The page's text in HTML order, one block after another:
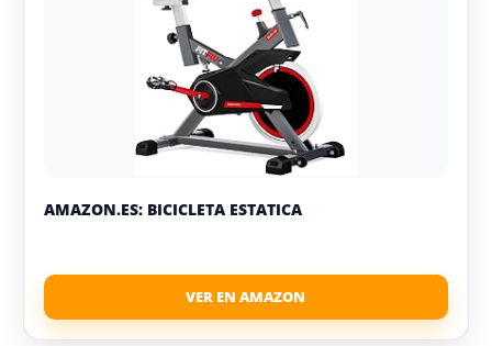
AMAZON.ES: BICICLETA ESTATICA